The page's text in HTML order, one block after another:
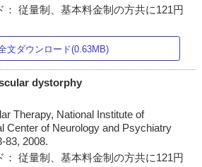
： 従量制、基本料金制の方共に121円
文ダウンロード(0.63MB)
dystorphy
Therapy, National Institute of
Center of Neurology and Psychiatry
83, 2008.
： 従量制、基本料金制の方共に121円